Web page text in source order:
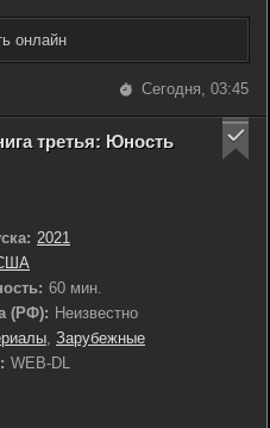
онлайн
Сегодня, 03:45
третья: Юность
2021
60 мин.
(РФ): Неизвестно
, Зарубежные
WEB-DL